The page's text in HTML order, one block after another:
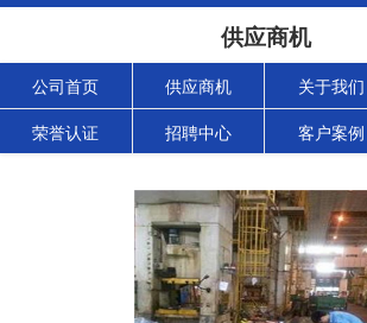
供应商机
公司首页 供应商机 关于我们
荣誉认证 招聘中心 客户案例